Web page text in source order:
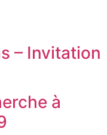
– Invitation
à